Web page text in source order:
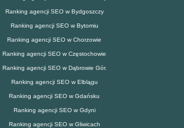
Ranking agencji SEO w Bydgoszczy
Ranking agencji SEO w Bytomiu
Ranking agencji SEO w Chorzowie
Ranking agencji SEO w Częstochowie
Ranking agencji SEO w Dąbrowie Gór.
Ranking agencji SEO w Elblągu
Ranking agencji SEO w Gdańsku
Ranking agencji SEO w Gdyni
Ranking agencji SEO w Gliwicach